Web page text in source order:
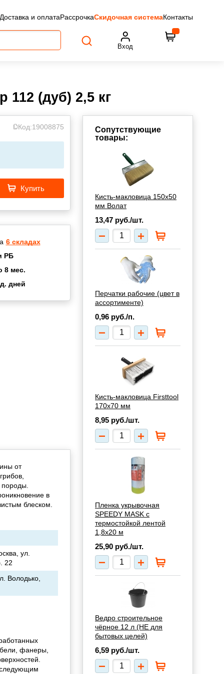
Доставка и оплатаРассрочкаСкидочная системаКонтакты
Вход
(дуб) 2,5 кг
Код:19008875
Купить
6 складах
РБ
8 мес.
дней
от
в
блеском.
ул.
22
Володько,
фанеры,
Сопутствующие
товары:
Кисть-макловица 150х50
мм Волат
13,47 руб./шт.
Перчатки рабочие (цвет в
ассортименте)
0,96 руб./п.
Кисть-макловица Firsttool
170х70 мм
8,95 руб./шт.
Пленка укрывочная
SPEEDY MASK с
термостойкой лентой
1,8х20 м
25,90 руб./шт.
Ведро строительное
чёрное 12 л (НЕ для
бытовых целей)
6,59 руб./шт.